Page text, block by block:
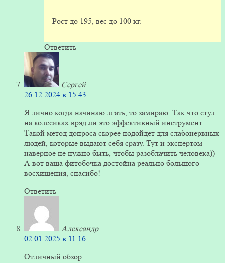
Рост до 195, вес до 100 кг.
Ответить
Сергей:
26.12.2024 в 15:43
Я лично когда начинаю лгать, то замираю. Так что стул
на колесиках вряд ли это эффективный инструмент.
Такой метод допроса скорее подойдет для слабонервных
людей, которые выдают себя сразу. Тут и экспертом
наверное не нужно быть, чтобы разоблачить человека))
А вот ваша фитобочка достойна реально большого
восхищения, спасибо!
Ответить
Александр:
02.01.2025 в 11:16
Отличный обзор